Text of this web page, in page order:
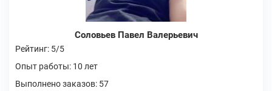
Соловьев Павел Валерьевич
Рейтинг: 5/5
Опыт работы: 10 лет
Выполнено заказов: 57